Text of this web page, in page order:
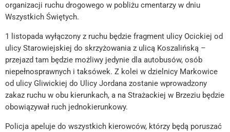
organizacji ruchu drogowego w pobliżu cmentarzy w dniu
Wszystkich Świętych.
1 listopada wyłączony z ruchu będzie fragment ulicy Ocickiej od
ulicy Starowiejskiej do skrzyżowania z ulicą Koszalińską –
przejazd tam będzie możliwy jedynie dla autobusów, osób
niepełnosprawnych i taksówek. Z kolei w dzielnicy Markowice
od ulicy Gliwickiej do Ulicy Jordana zostanie wprowadzony
zakaz ruchu w obu kierunkach, a na Strażackiej w Brzeziu będzie
obowiązywał ruch jednokierunkowy.
Policja apeluje do wszystkich kierowców, którzy będą poruszać